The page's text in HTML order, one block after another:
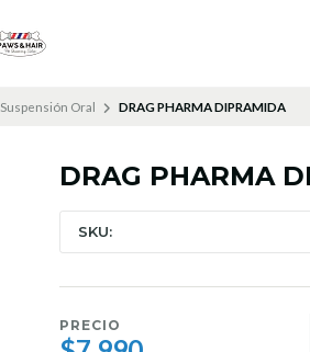
Suspensión Oral DRAG PHARMA DIPRAMIDA
DRAG PHARMA
SKU:
PRECIO